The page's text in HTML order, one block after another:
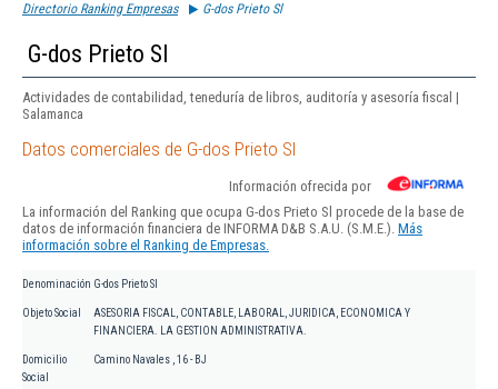
Directorio Ranking Empresas G-dos Prieto Sl
G-dos Prieto Sl
Actividades de contabilidad, teneduría de libros, auditoría y asesoría fiscal |
Salamanca
Datos comerciales de G-dos Prieto Sl
Información ofrecida por
La información del Ranking que ocupa G-dos Prieto Sl procede de la base de
datos de información financiera de INFORMA D&B S.A.U. (S.M.E.). Más
información sobre el Ranking de Empresas.
Denominación G-dos Prieto Sl
Objeto Social
ASESORIA FISCAL, CONTABLE, LABORAL, JURIDICA, ECONOMICA Y
FINANCIERA. LA GESTION ADMINISTRATIVA.
Domicilio
Social
Camino Navales , 16 - BJ